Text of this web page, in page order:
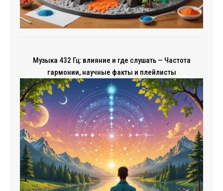
Музыка 432 Гц: влияние и где слушать — Частота
гармонии, научные факты и плейлисты